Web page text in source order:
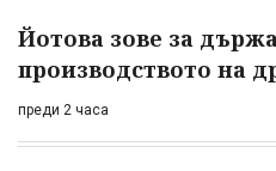
Йотова зове за
производството на
преди 2 часа